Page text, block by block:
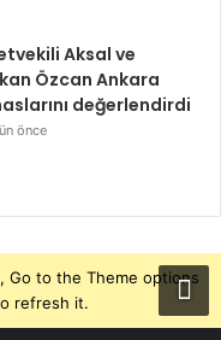
Aksal ve
Özcan Ankara
değerlendirdi
önce
Go to the Theme options
refresh it.